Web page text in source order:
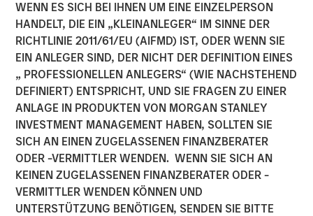
WENN ES SICH BEI IHNEN UM EINE EINZELPERSON
HANDELT, DIE EIN „KLEINANLEGER“ IM SINNE DER
RICHTLINIE 2011/61/EU (AIFMD) IST, ODER WENN SIE
EIN ANLEGER SIND, DER NICHT DER DEFINITION EINES
„ PROFESSIONELLEN ANLEGERS“ (WIE NACHSTEHEND
DEFINIERT) ENTSPRICHT, UND SIE FRAGEN ZU EINER
ANLAGE IN PRODUKTEN VON MORGAN STANLEY
INVESTMENT MANAGEMENT HABEN, SOLLTEN SIE
SICH AN EINEN ZUGELASSENEN FINANZBERATER
ODER -VERMITTLER WENDEN. WENN SIE SICH AN
KEINEN ZUGELASSENEN FINANZBERATER ODER -
VERMITTLER WENDEN KÖNNEN UND
UNTERSTÜTZUNG BENÖTIGEN, SENDEN SIE BITTE
31 JANUAR 2017
Clustered regularly interspaced short palindromic repeats
(CRISPR) is a new tool for genetic research that allows
scientists to locate specific segments of DNA and then
replace or delete those segments. It enables scientists to
alter organisms for either therapeutic or research
purposes, both before and after they have developed. For
investors, it has the potential to birth new industries and
disrupt existing medical treatments.